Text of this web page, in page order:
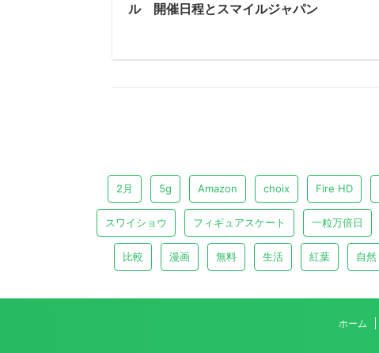
ル 開催日程とスマイルジャパン
2月 5g Amazon choix Fire HD
スワイショウ フィギュアスケート 一粒万倍日
比較 漫画 無料 生活 紅葉 自然
ホーム